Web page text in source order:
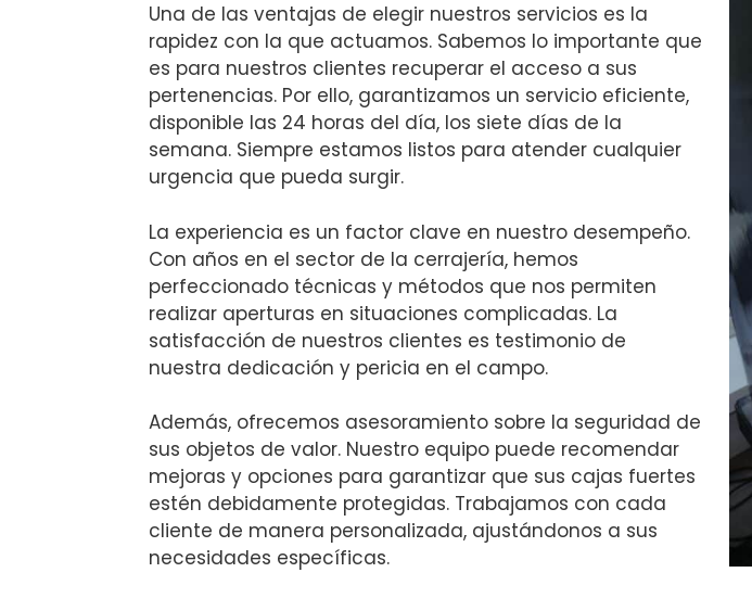
Una de las ventajas de elegir nuestros servicios es la
rapidez con la que actuamos. Sabemos lo importante que
es para nuestros clientes recuperar el acceso a sus
pertenencias. Por ello, garantizamos un servicio eficiente,
disponible las 24 horas del día, los siete días de la
semana. Siempre estamos listos para atender cualquier
urgencia que pueda surgir.
La experiencia es un factor clave en nuestro desempeño.
Con años en el sector de la cerrajería, hemos
perfeccionado técnicas y métodos que nos permiten
realizar aperturas en situaciones complicadas. La
satisfacción de nuestros clientes es testimonio de
nuestra dedicación y pericia en el campo.
Además, ofrecemos asesoramiento sobre la seguridad de
sus objetos de valor. Nuestro equipo puede recomendar
mejoras y opciones para garantizar que sus cajas fuertes
estén debidamente protegidas. Trabajamos con cada
cliente de manera personalizada, ajustándonos a sus
necesidades específicas.